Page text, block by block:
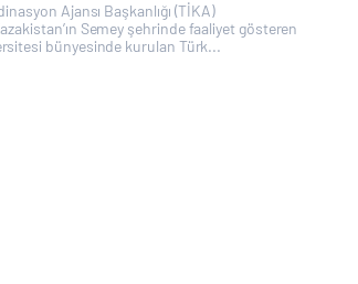
Ajansı Başkanlığı (TİKA)
Semey şehrinde faaliyet gösteren
bünyesinde kurulan Türk...